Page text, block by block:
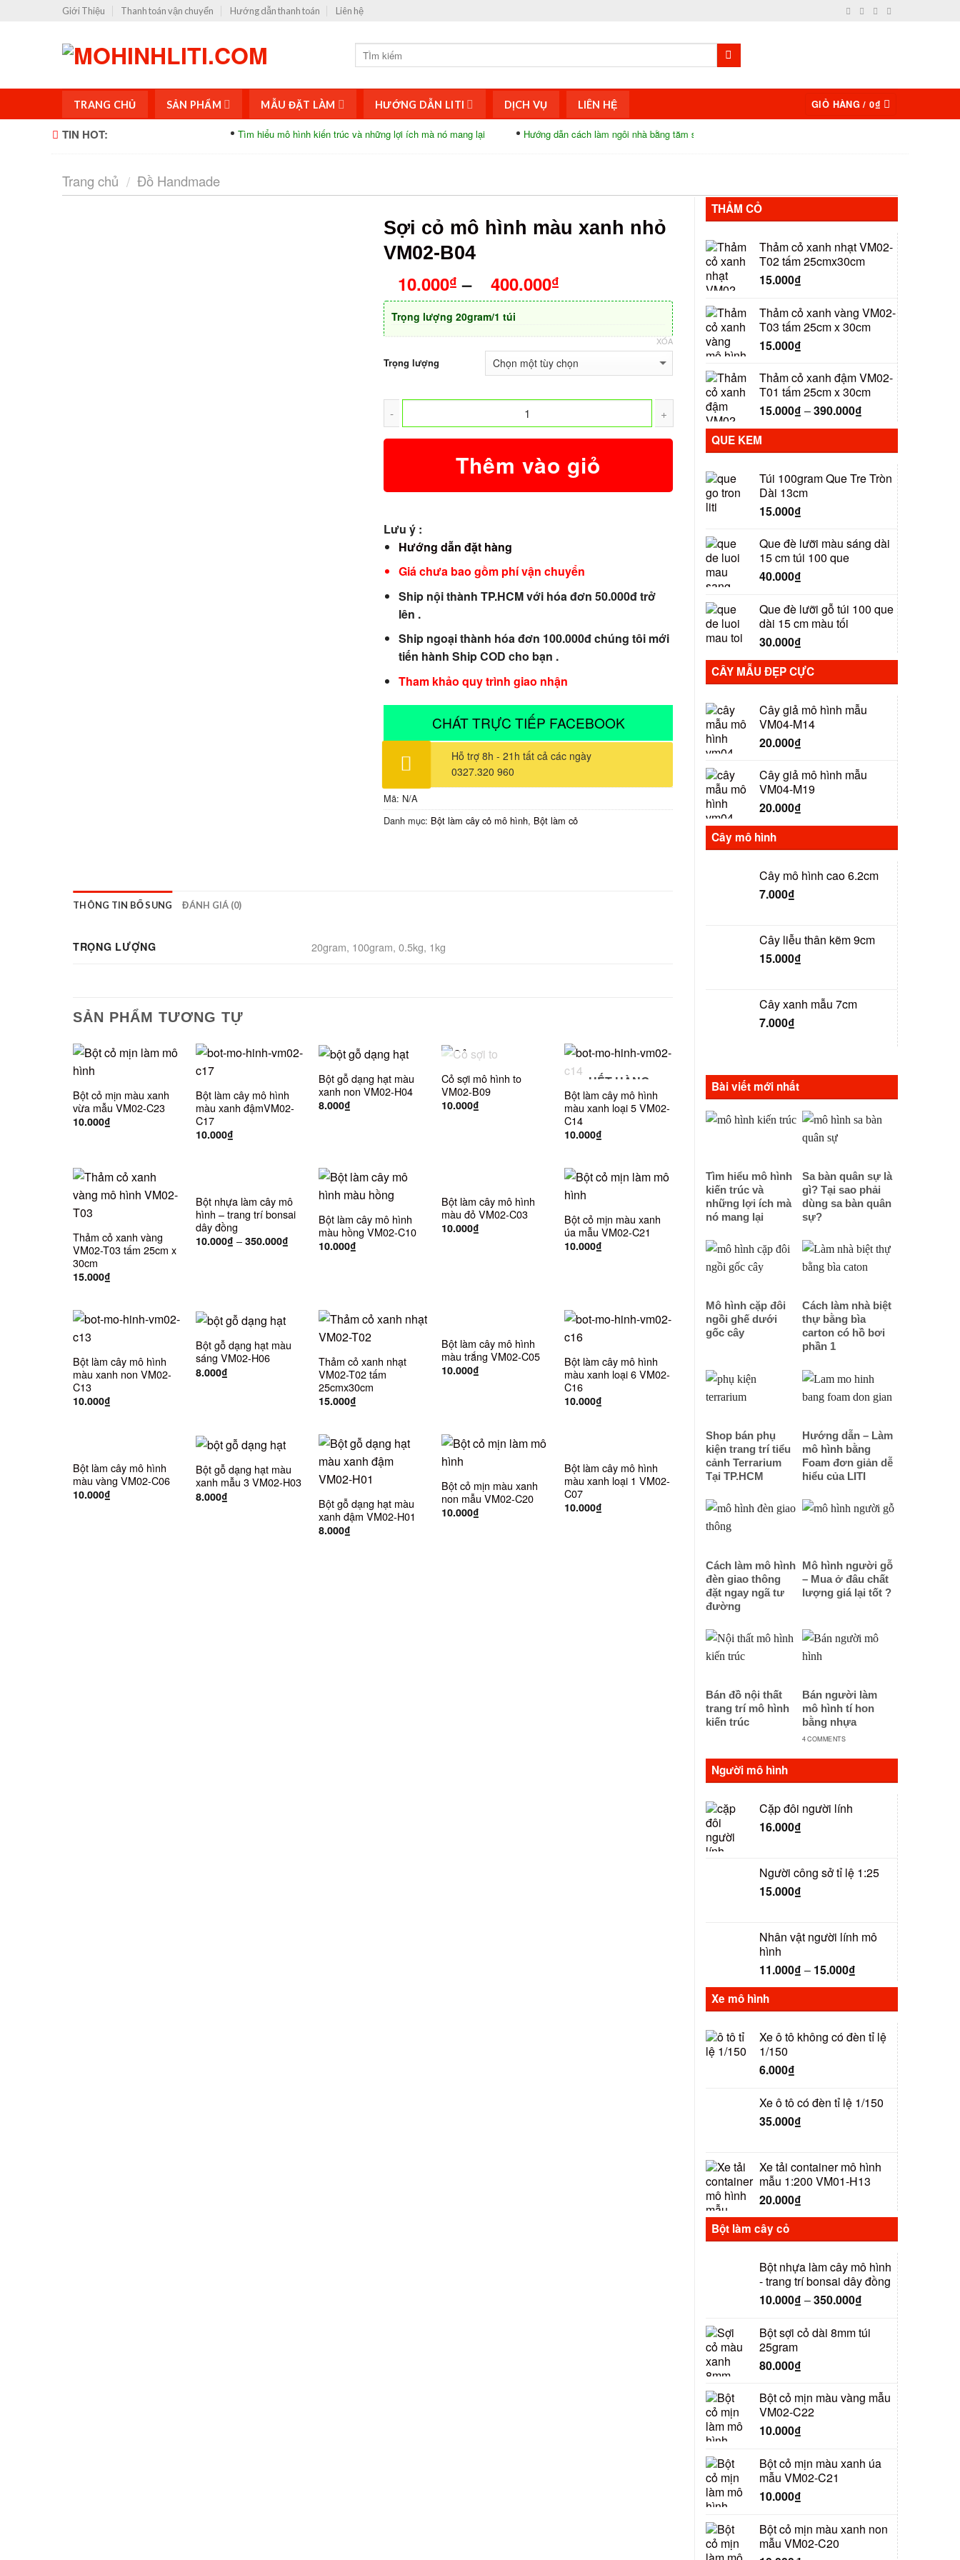
Giới Thiệu Thanh toán vận chuyển Hướng dẫn thanh toán Liên hệ
TRANG CHỦ SẢN PHẨM MẪU ĐẶT LÀM HƯỚNG DẪN LITI DỊCH VỤ LIÊN HỆ GIỎ HÀNG /0₫
TIN HOT: Tìm hiểu mô hình kiến trúc và những lợi ích mà nó mang lại Hướng dẫn cách làm ngôi nhà bằng tăm siêu độc đáo
Trang chủ / Đồ Handmade
Sợi cỏ mô hình màu xanh nhỏ
VM02-B04
10.000₫ – 400.000₫
Trọng lượng 20gram/1 túi
Trọng lượng
XÓA
Thêm vào giỏ
Lưu ý :
Hướng dẫn đặt hàng
Giá chưa bao gồm phí vận chuyển
Ship nội thành TP.HCM với hóa đơn 50.000đ trở
lên .
Ship ngoại thành hóa đơn 100.000đ chúng tôi mới
tiến hành Ship COD cho bạn .
Tham khảo quy trình giao nhận
CHÁT TRỰC TIẾP FACEBOOK
Hỗ trợ 8h - 21h tất cả các ngày
0327.320 960
Mã: N/A
Danh mục: Bột làm cây cỏ mô hình, Bột làm cỏ
THÔNG TIN BỔ SUNG ĐÁNH GIÁ (0)
TRỌNG LƯỢNG 20gram, 100gram, 0.5kg, 1kg
SẢN PHẨM TƯƠNG TỰ
Bột cỏ mịn màu xanh
vừa mẫu VM02-C23
10.000₫
Bột làm cây mô hình
màu xanh đậmVM02-
C17
10.000₫
Bột gỗ dạng hạt màu
xanh non VM02-H04
8.000₫
HẾT HÀNG
Cỏ sợi mô hình to
VM02-B09
10.000₫
HẾT HÀNG
Bột làm cây mô hình
màu xanh loại 5 VM02-
C14
10.000₫
Thảm cỏ xanh vàng
VM02-T03 tấm 25cm x
30cm
15.000₫
Bột nhựa làm cây mô
hình – trang trí bonsai
dây đồng
10.000₫ – 350.000₫
Bột làm cây mô hình
màu hồng VM02-C10
10.000₫
Bột làm cây mô hình
màu đỏ VM02-C03
10.000₫
Bột cỏ mịn màu xanh
úa mẫu VM02-C21
10.000₫
Bột làm cây mô hình
màu xanh non VM02-
C13
10.000₫
Bột gỗ dạng hạt màu
sáng VM02-H06
8.000₫
Thảm cỏ xanh nhạt
VM02-T02 tấm
25cmx30cm
15.000₫
Bột làm cây mô hình
màu trắng VM02-C05
10.000₫
Bột làm cây mô hình
màu xanh loại 6 VM02-
C16
10.000₫
Bột làm cây mô hình
màu vàng VM02-C06
10.000₫
Bột gỗ dạng hạt màu
xanh mẫu 3 VM02-H03
8.000₫
Bột gỗ dạng hạt màu
xanh đậm VM02-H01
8.000₫
Bột cỏ mịn màu xanh
non mẫu VM02-C20
10.000₫
Bột làm cây mô hình
màu xanh loại 1 VM02-
C07
10.000₫
THẢM CỎ
Thảm cỏ xanh nhạt VM02-
T02 tấm 25cmx30cm
15.000₫
Thảm cỏ xanh vàng VM02-
T03 tấm 25cm x 30cm
15.000₫
Thảm cỏ xanh đậm VM02-
T01 tấm 25cm x 30cm
15.000₫ –390.000₫
QUE KEM
Túi 100gram Que Tre Tròn
Dài 13cm
15.000₫
Que đè lưỡi màu sáng dài
15 cm túi 100 que
40.000₫
Que đè lưỡi gỗ túi 100 que
dài 15 cm màu tối
30.000₫
CÂY MẪU ĐẸP CỰC
Cây giả mô hình mẫu
VM04-M14
20.000₫
Cây giả mô hình mẫu
VM04-M19
20.000₫
Cây mô hình
Cây mô hình cao 6.2cm
7.000₫
Cây liễu thân kẽm 9cm
15.000₫
Cây xanh mẫu 7cm
7.000₫
Bài viết mới nhất
Tìm hiểu mô hình
kiến trúc và
những lợi ích mà
nó mang lại
Sa bàn quân sự là
gì? Tại sao phải
dùng sa bàn quân
sự?
Mô hình cặp đôi
ngồi ghế dưới
gốc cây
Cách làm nhà biệt
thự bằng bìa
carton có hồ bơi
phần 1
Shop bán phụ
kiện trang trí tiểu
cảnh Terrarium
Tại TP.HCM
Hướng dẫn – Làm
mô hình bằng
Foam đơn giản dễ
hiểu của LITI
Cách làm mô hình
đèn giao thông
đặt ngay ngã tư
đường
Mô hình người gỗ
– Mua ở đâu chất
lượng giá lại tốt ?
Bán đồ nội thất
trang trí mô hình
kiến trúc
Bán người làm
mô hình tí hon
bằng nhựa
4 COMMENTS
Người mô hình
Cặp đôi người lính
16.000₫
Người công sở tỉ lệ 1:25
15.000₫
Nhân vật người lính mô
hình
11.000₫ – 15.000₫
Xe mô hình
Xe ô tô không có đèn tỉ lệ
1/150
6.000₫
Xe ô tô có đèn tỉ lệ 1/150
35.000₫
Xe tải container mô hình
mẫu 1:200 VM01-H13
20.000₫
Bột làm cây cỏ
Bột nhựa làm cây mô hình
- trang trí bonsai dây đồng
10.000₫ –350.000₫
Bột sợi cỏ dài 8mm túi
25gram
80.000₫
Bột cỏ mịn màu vàng mẫu
VM02-C22
10.000₫
Bột cỏ mịn màu xanh úa
mẫu VM02-C21
10.000₫
Bột cỏ mịn màu xanh non
mẫu VM02-C20